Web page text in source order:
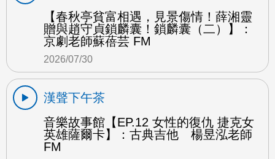
【春秋亭貧富相遇，見景傷情！薛湘靈
贈與趙守貞鎖麟囊！鎖麟囊（二）】：
京劇老師蘇蓓芸 FM
2026/07/30
漢聲下午茶
音樂故事館【EP.12 女性的復仇 捷克女
英雄薩爾卡】：古典吉他 楊昱泓老師
FM